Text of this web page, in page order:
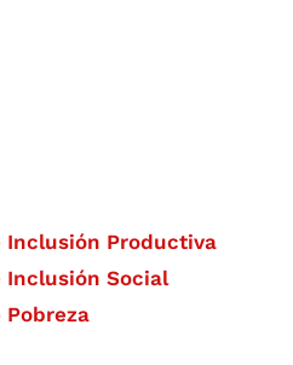
Inclusión Productiva
Inclusión Social
Pobreza